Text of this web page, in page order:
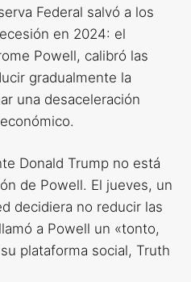
Federal salvó a los
en 2024: el
Powell, calibró las
gradualmente la
una desaceleración
Donald Trump no está
de Powell. El jueves, un
decidiera no reducir las
a Powell un «tonto,
plataforma social, Truth